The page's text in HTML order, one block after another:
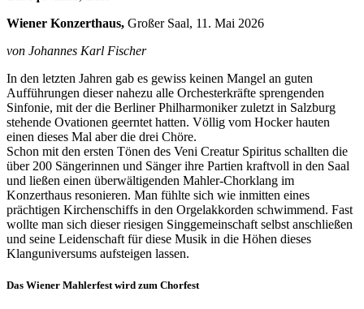
Wiener Konzerthaus, Großer Saal, 11. Mai 2026
von Johannes Karl Fischer
In den letzten Jahren gab es gewiss keinen Mangel an guten
Aufführungen dieser nahezu alle Orchesterkräfte sprengenden
Sinfonie, mit der die Berliner Philharmoniker zuletzt in Salzburg
stehende Ovationen geerntet hatten. Völlig vom Hocker hauten
einen dieses Mal aber die drei Chöre.
Schon mit den ersten Tönen des Veni Creatur Spiritus schallten die
über 200 Sängerinnen und Sänger ihre Partien kraftvoll in den Saal
und ließen einen überwältigenden Mahler-Chorklang im
Konzerthaus resonieren. Man fühlte sich wie inmitten eines
prächtigen Kirchenschiffs in den Orgelakkorden schwimmend. Fast
wollte man sich dieser riesigen Singgemeinschaft selbst anschließen
und seine Leidenschaft für diese Musik in die Höhen dieses
Klanguniversums aufsteigen lassen.
Das Wiener Mahlerfest wird zum Chorfest